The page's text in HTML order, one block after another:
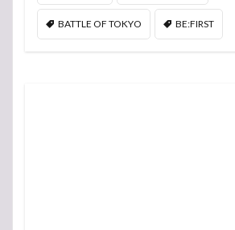
BATTLE OF TOKYO BE:FIRST